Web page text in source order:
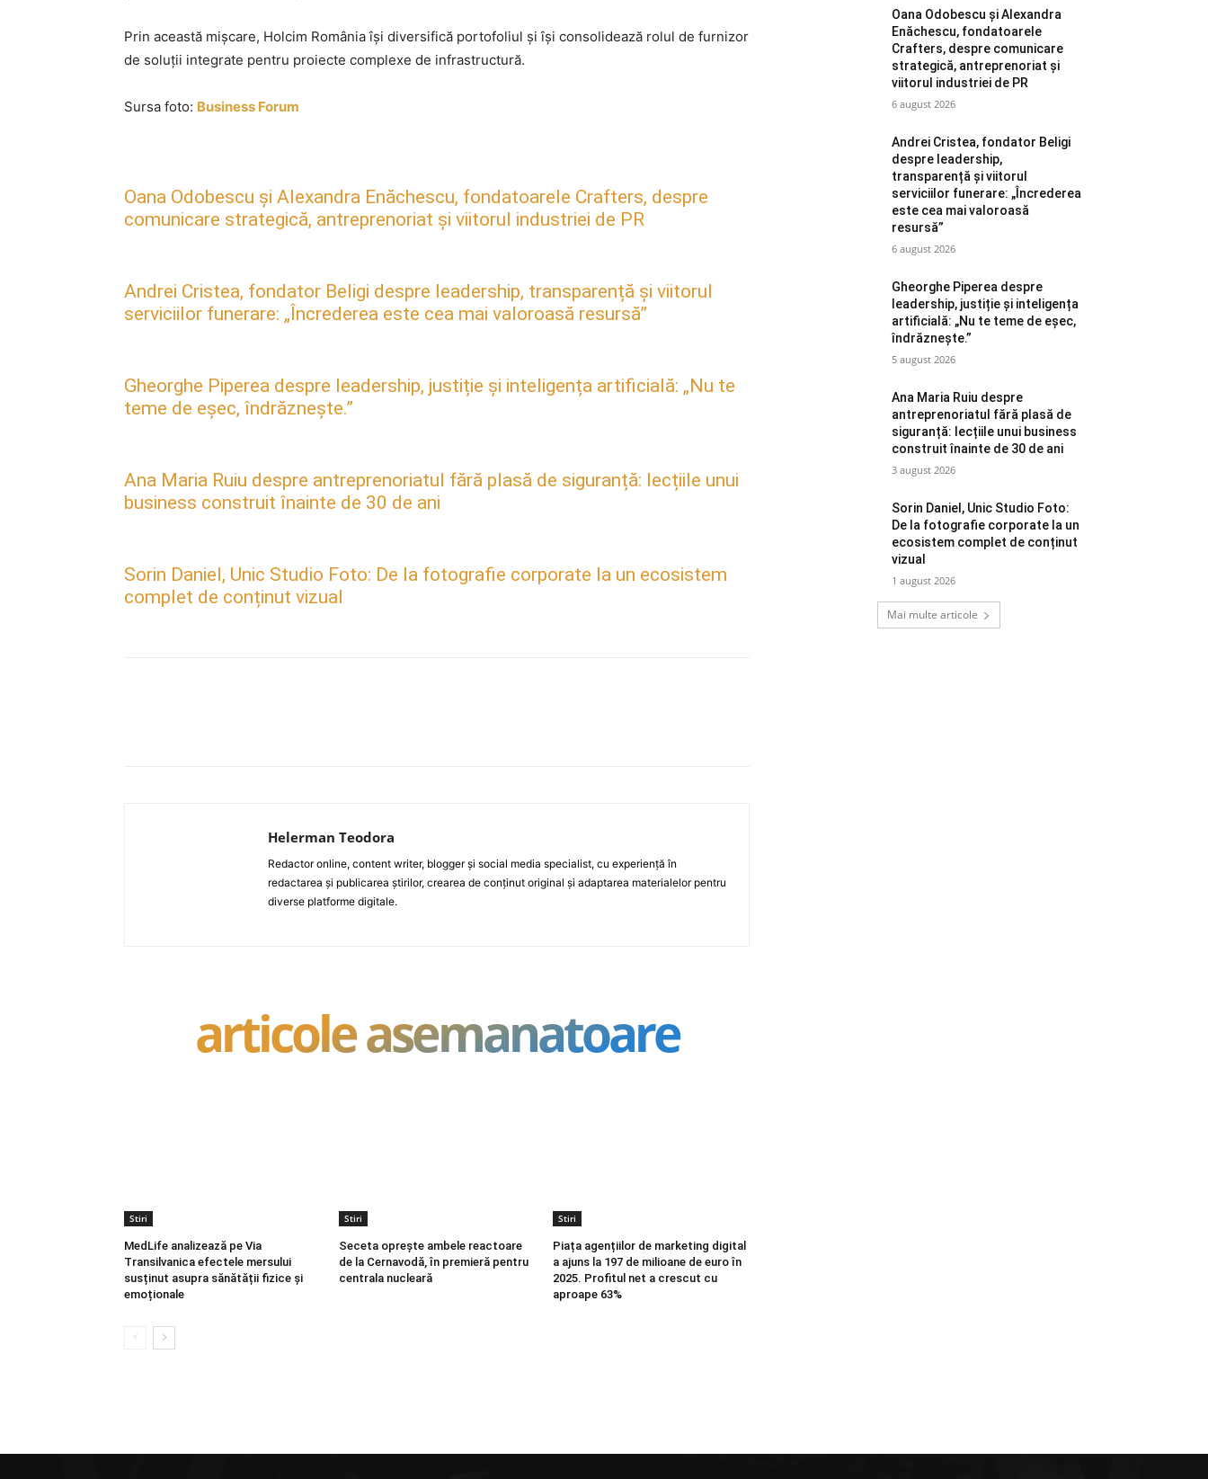
Prin această mișcare, Holcim România își diversifică portofoliul și își consolidează rolul de furnizor
de soluții integrate pentru proiecte complexe de infrastructură.
Sursa foto: Business Forum
Oana Odobescu și Alexandra Enăchescu, fondatoarele Crafters, despre
comunicare strategică, antreprenoriat și viitorul industriei de PR
Andrei Cristea, fondator Beligi despre leadership, transparență și viitorul
serviciilor funerare: „Încrederea este cea mai valoroasă resursă”
Gheorghe Piperea despre leadership, justiție și inteligența artificială: „Nu te
teme de eșec, îndrăznește.”
Ana Maria Ruiu despre antreprenoriatul fără plasă de siguranță: lecțiile unui
business construit înainte de 30 de ani
Sorin Daniel, Unic Studio Foto: De la fotografie corporate la un ecosistem
complet de conținut vizual
Helerman Teodora
Redactor online, content writer, blogger și social media specialist, cu experiență în
redactarea și publicarea știrilor, crearea de conținut original și adaptarea materialelor pentru
diverse platforme digitale.
articole asemanatoare
Stiri
MedLife analizează pe Via
Transilvanica efectele mersului
susținut asupra sănătății fizice și
emoționale
Stiri
Seceta oprește ambele reactoare
de la Cernavodă, în premieră pentru
centrala nucleară
Stiri
Piața agențiilor de marketing digital
a ajuns la 197 de milioane de euro în
2025. Profitul net a crescut cu
aproape 63%
Oana Odobescu și Alexandra
Enăchescu, fondatoarele
Crafters, despre comunicare
strategică, antreprenoriat și
viitorul industriei de PR
6 august 2026
Andrei Cristea, fondator Beligi
despre leadership,
transparență și viitorul
serviciilor funerare: „Încrederea
este cea mai valoroasă
resursă”
6 august 2026
Gheorghe Piperea despre
leadership, justiție și inteligența
artificială: „Nu te teme de eșec,
îndrăznește.”
5 august 2026
Ana Maria Ruiu despre
antreprenoriatul fără plasă de
siguranță: lecțiile unui business
construit înainte de 30 de ani
3 august 2026
Sorin Daniel, Unic Studio Foto:
De la fotografie corporate la un
ecosistem complet de conținut
vizual
1 august 2026
Mai multe articole